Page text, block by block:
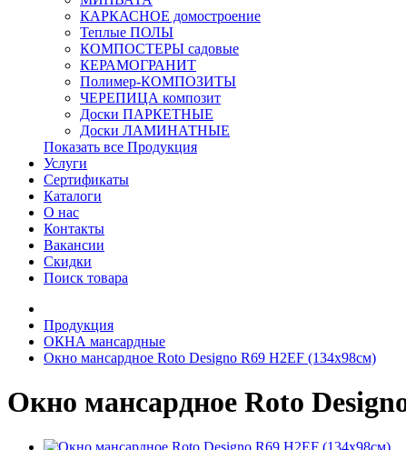
КАРКАСНОЕ домостроение
Теплые ПОЛЫ
КОМПОСТЕРЫ садовые
КЕРАМОГРАНИТ
Полимер-КОМПОЗИТЫ
ЧЕРЕПИЦА композит
Доски ПАРКЕТНЫЕ
Доски ЛАМИНАТНЫЕ
Показать все Продукция
Услуги
Сертификаты
Каталоги
О нас
Контакты
Вакансии
Скидки
Поиск товара
Продукция
ОКНА мансардные
Окно мансардное Roto Designo R69 H2EF (134x98см)
Окно мансардное Roto